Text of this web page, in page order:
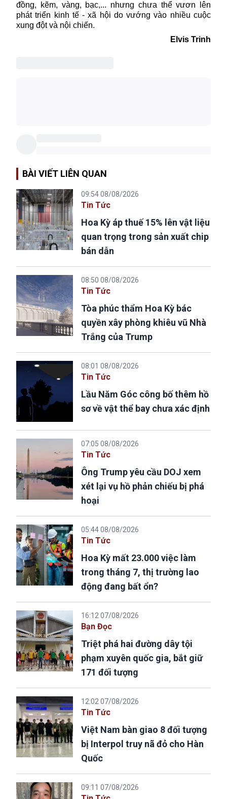
đồng, kẽm, vàng, bạc,... nhưng chưa thể vươn lên
phát triển kinh tế - xã hội do vướng vào nhiều cuộc
xung đột và nội chiến.
Elvis Trinh
BÀI VIẾT LIÊN QUAN
09:54 08/08/2026
Tin Tức
Hoa Kỳ áp thuế 15% lên vật liệu
quan trọng trong sản xuất chip
bán dẫn
08:50 08/08/2026
Tin Tức
Tòa phúc thẩm Hoa Kỳ bác
quyền xây phòng khiêu vũ Nhà
Trắng của Trump
08:01 08/08/2026
Tin Tức
Lầu Năm Góc công bố thêm hồ
sơ về vật thể bay chưa xác định
07:05 08/08/2026
Tin Tức
Ông Trump yêu cầu DOJ xem
xét lại vụ hồ phản chiếu bị phá
hoại
05:44 08/08/2026
Tin Tức
Hoa Kỳ mất 23.000 việc làm
trong tháng 7, thị trường lao
động đang bất ổn?
16:12 07/08/2026
Bạn Đọc
Triệt phá hai đường dây tội
phạm xuyên quốc gia, bắt giữ
171 đối tượng
12:02 07/08/2026
Tin Tức
Việt Nam bàn giao 8 đối tượng
bị Interpol truy nã đỏ cho Hàn
Quốc
09:11 07/08/2026